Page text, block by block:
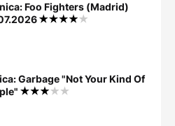
Foo Fighters (Madrid)
Garbage "Not Your Kind Of